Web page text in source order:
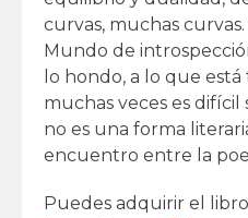
curvas, muchas curvas.
Mundo de
lo hondo, a lo que
muchas veces es difícil
no es una forma
encuentro entre la
Puedes adquirir el